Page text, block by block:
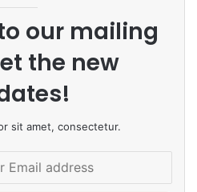
our mailing
the new
sit amet, consectetur.